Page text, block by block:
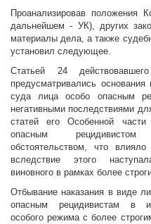
Проанализировав положения
дальнейшем - УК), других
материалы дела, а также
установил следующее.
Статьей 24
предусматривались
суда лица особо опасным
негативными последствиями
статей его Особенной
опасным рецидивистом
обстоятельством, что
вследствие этого
виновного в рамках более
Отбывание наказания в виде
опасным рецидивистам в
особого режима с более